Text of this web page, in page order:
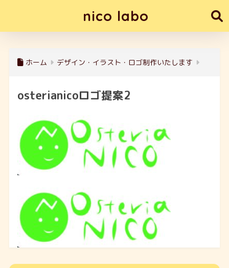
nico labo
ホーム デザイン・イラスト・ロゴ制作いたします
osterianicoロゴ提案2